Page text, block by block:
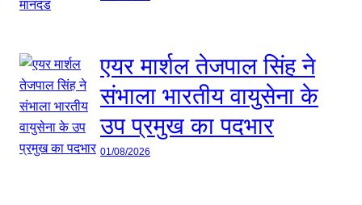
एयर मार्शल तेजपाल सिंह ने
संभाला भारतीय वायुसेना के
उप प्रमुख का पदभार
01/08/2026